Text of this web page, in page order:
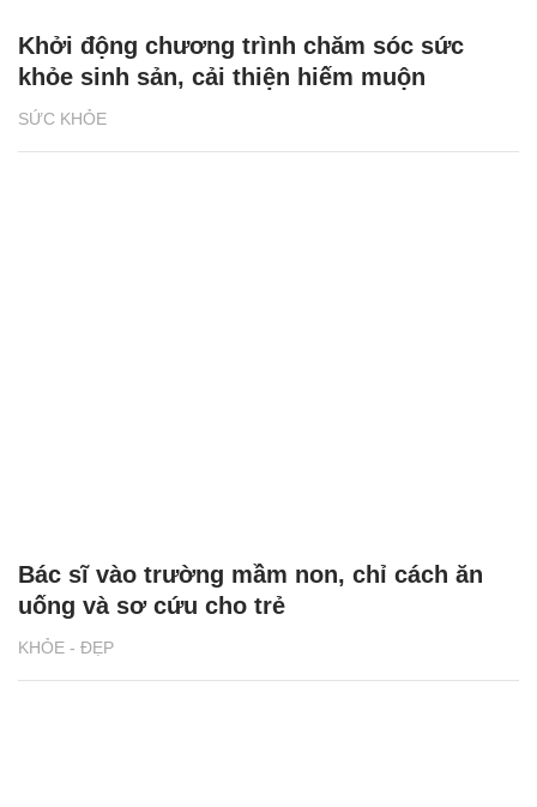
SỨC KHỎE
Khởi động chương trình chăm sóc sức
khỏe sinh sản, cải thiện hiếm muộn
KHỎE - ĐẸP
Bác sĩ vào trường mầm non, chỉ cách ăn
uống và sơ cứu cho trẻ